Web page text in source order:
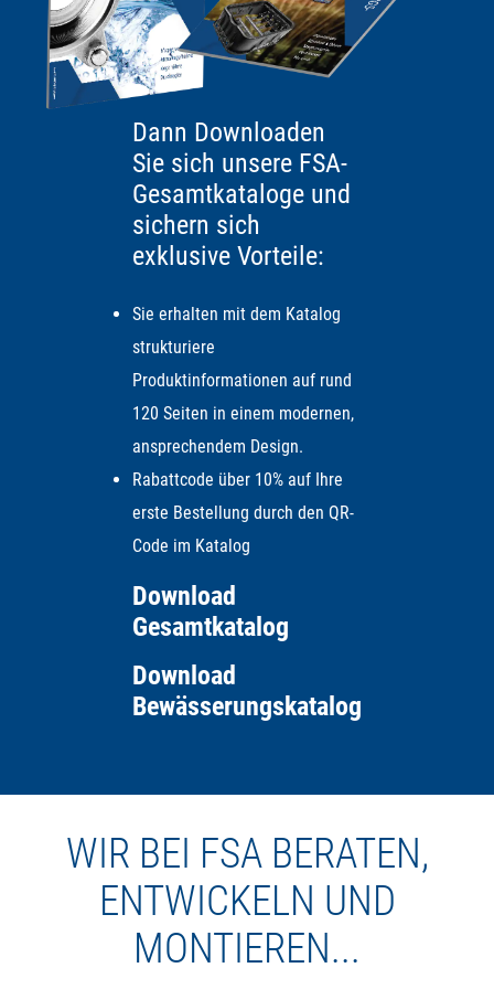
Hand abschrauben und mit einer Zange das Ventil
beliebig von Hand bewegen
AUSSCHLUSSKRITERIEN FÜR
KUGELHÄHNE
Schnelles Schalten: Der Kugelhahn benötigt zum
Schalten ca. 10-15 Sekunden, bis er vollständig offen
bzw. vollständig geschlossen ist.
Sicherheit bei Stromausfall: Ein Nachteil der
Kugelhähne ist, dass sie zum Schalten stets eine
Stromversorgung benötigen. Häufig soll ein solches
Ventil aber im Falle eines Stromausfalls in den
Ursprungszustand zurückschalten. Dafür haben wir
eine eigenes Zusatzmodul entwickelt, das dafür sorgt,
dass der Kugelhahn im Falle eines Stromausfalls in
eine definierte Position zurückfährt.
Dann Downloaden
Sie sich unsere FSA-
Gesamtkataloge und
sichern sich
exklusive Vorteile:
Sie erhalten mit dem Katalog
strukturiere
Produktinformationen auf rund
120 Seiten in einem modernen,
ansprechendem Design.
Rabattcode über 10% auf Ihre
erste Bestellung durch den QR-
Code im Katalog
Download
Gesamtkatalog
Download
Bewässerungskatalog
WIR BEI FSA BERATEN,
ENTWICKELN UND
MONTIEREN...